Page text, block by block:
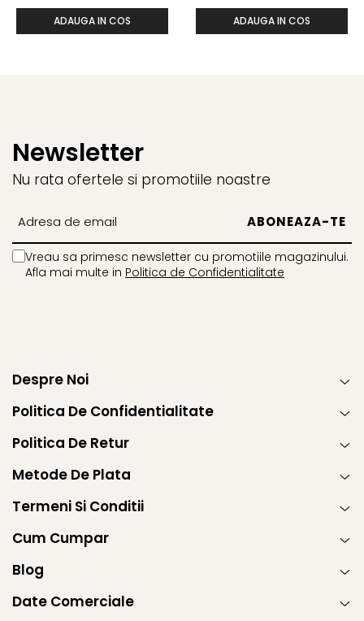
ADAUGA IN COS ADAUGA IN COS
Newsletter
Nu rata ofertele si promotiile noastre
Vreau sa primesc newsletter cu promotiile magazinului.
Afla mai multe in Politica de Confidentialitate
Despre Noi
Politica De Confidentialitate
Politica De Retur
Metode De Plata
Termeni Si Conditii
Cum Cumpar
Blog
Date Comerciale